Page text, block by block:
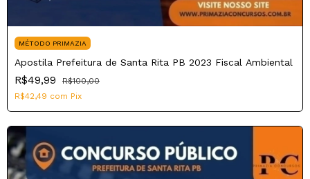
MÉTODO PRIMAZIA
Apostila Prefeitura de Santa Rita PB 2023 Fiscal Ambiental
R$49,99
R$100,00
R$42,49 com Pix